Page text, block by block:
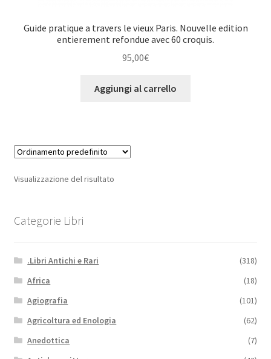
Guide pratique a travers le vieux Paris. Nouvelle edition
entierement refondue avec 60 croquis.
95,00€
Aggiungi al carrello
Visualizzazione del risultato
Categorie Libri
.Libri Antichi e Rari
(318)
Africa
(18)
Agiografia
(101)
Agricoltura ed Enologia
(62)
Anedottica
(7)